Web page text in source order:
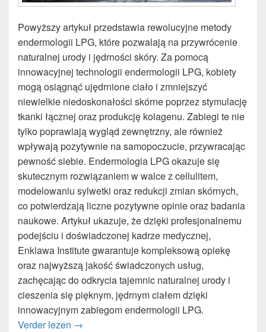
Powyższy artykuł przedstawia rewolucyjne metody
endermologii LPG, które pozwalają na przywrócenie
naturalnej urody i jędrności skóry. Za pomocą
innowacyjnej technologii endermologii LPG, kobiety
mogą osiągnąć ujędrnione ciało i zmniejszyć
niewielkie niedoskonałości skórne poprzez stymulację
tkanki łącznej oraz produkcję kolagenu. Zabiegi te nie
tylko poprawiają wygląd zewnętrzny, ale również
wpływają pozytywnie na samopoczucie, przywracając
pewność siebie. Endermologia LPG okazuje się
skutecznym rozwiązaniem w walce z cellulitem,
modelowaniu sylwetki oraz redukcji zmian skórnych,
co potwierdzają liczne pozytywne opinie oraz badania
naukowe. Artykuł ukazuje, że dzięki profesjonalnemu
podejściu i doświadczonej kadrze medycznej,
Enklawa Institute gwarantuje kompleksową opiekę
oraz najwyższą jakość świadczonych usług,
zachęcając do odkrycia tajemnic naturalnej urody i
cieszenia się pięknym, jędrnym ciałem dzięki
innowacyjnym zabiegom endermologii LPG.
Verder lezen Rewolucyjne zabiegi endermologie LPG dla
→